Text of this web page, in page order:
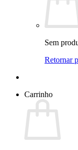
Sem
Retornar
Carrinho